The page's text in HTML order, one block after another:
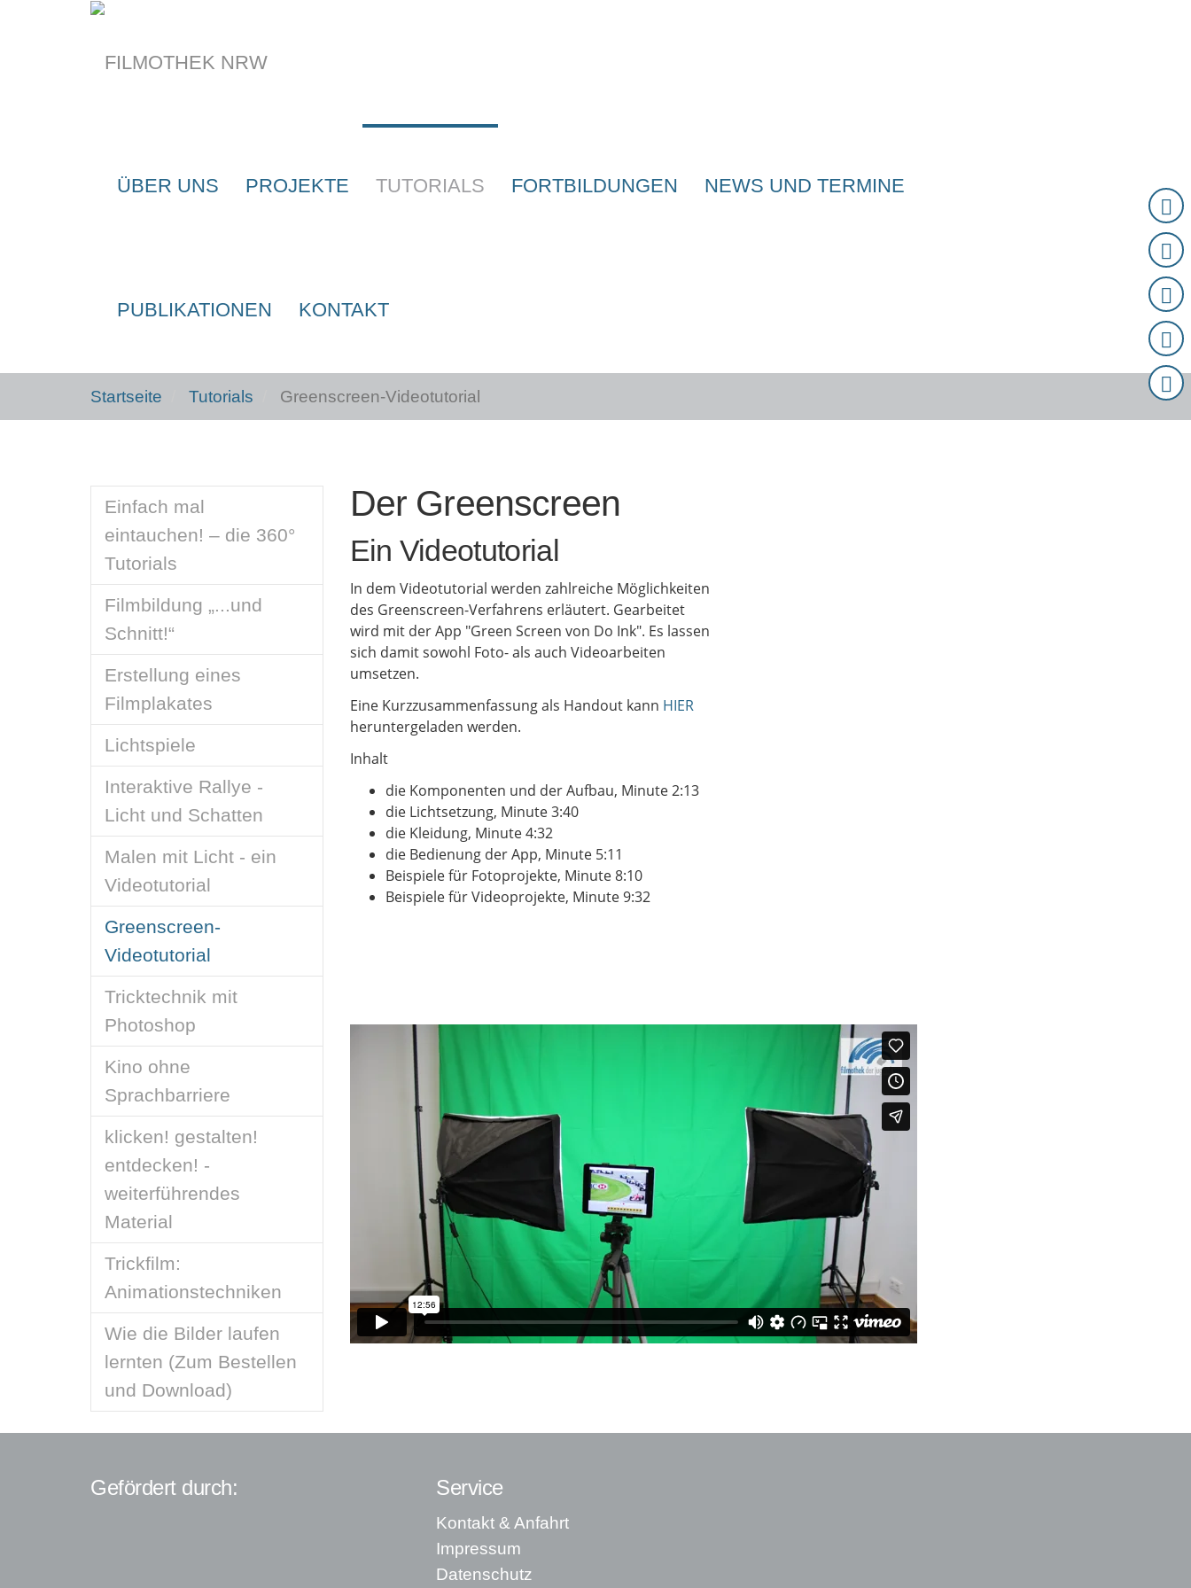
Skip to main content
ÜBER UNS PROJEKTE TUTORIALS FORTBILDUNGEN NEWS UND TERMINE
PUBLIKATIONEN KONTAKT
Startseite Tutorials Greenscreen-Videotutorial
Einfach mal
eintauchen! – die 360°
Tutorials
Filmbildung „...und
Schnitt!“
Erstellung eines
Filmplakates
Lichtspiele
Interaktive Rallye -
Licht und Schatten
Malen mit Licht - ein
Videotutorial
Greenscreen-
Videotutorial
Tricktechnik mit
Photoshop
Kino ohne
Sprachbarriere
klicken! gestalten!
entdecken! -
weiterführendes
Material
Trickfilm:
Animationstechniken
Wie die Bilder laufen
lernten (Zum Bestellen
und Download)
Der Greenscreen
Ein Videotutorial
In dem Videotutorial werden zahlreiche Möglichkeiten
des Greenscreen-Verfahrens erläutert. Gearbeitet
wird mit der App "Green Screen von Do Ink". Es lassen
sich damit sowohl Foto- als auch Videoarbeiten
umsetzen.
Eine Kurzzusammenfassung als Handout kann HIER
heruntergeladen werden.
Inhalt
die Komponenten und der Aufbau, Minute 2:13
die Lichtsetzung, Minute 3:40
die Kleidung, Minute 4:32
die Bedienung der App, Minute 5:11
Beispiele für Fotoprojekte, Minute 8:10
Beispiele für Videoprojekte, Minute 9:32
Gefördert durch: Service
Kontakt & Anfahrt
Impressum
Datenschutz